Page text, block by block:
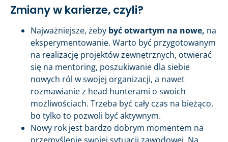
Zmiany w karierze, czyli?
Najważniejsze, żeby być otwartym na nowe, na
eksperymentowanie. Warto być przygotowanym
na realizację projektów zewnętrznych, otwierać
się na mentoring, poszukiwanie dla siebie
nowych ról w swojej organizacji, a nawet
rozmawianie z head hunterami o swoich
możliwościach. Trzeba być cały czas na bieżąco,
bo tylko to pozwoli być aktywnym.
Nowy rok jest bardzo dobrym momentem na